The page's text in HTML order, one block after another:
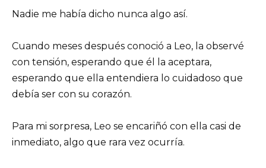
Nadie me había dicho nunca algo así.
Cuando meses después conoció a Leo, la observé
con tensión, esperando que él la aceptara,
esperando que ella entendiera lo cuidadoso que
debía ser con su corazón.
Para mi sorpresa, Leo se encariñó con ella casi de
inmediato, algo que rara vez ocurría.